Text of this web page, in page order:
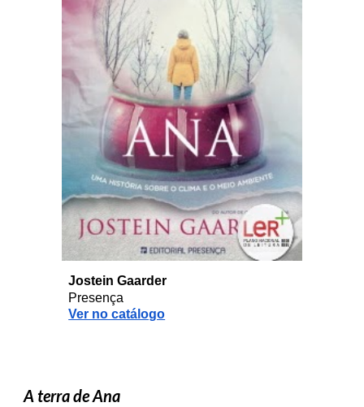
Jostein Gaarder
Presença
Ver no catálogo
A terra de Ana